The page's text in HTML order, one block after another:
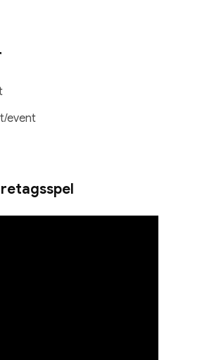
event